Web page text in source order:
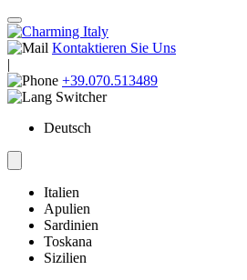
Kontaktieren Sie Uns
|
+39.070.513489
Deutsch
Italien
Apulien
Sardinien
Toskana
Sizilien